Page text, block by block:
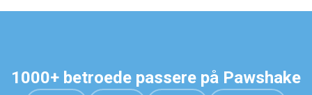
1000+ betroede passere på Pawshake